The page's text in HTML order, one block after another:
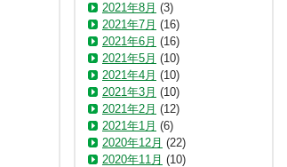
2021年8月 (3)
2021年7月 (16)
2021年6月 (16)
2021年5月 (10)
2021年4月 (10)
2021年3月 (10)
2021年2月 (12)
2021年1月 (6)
2020年12月 (22)
2020年11月 (10)